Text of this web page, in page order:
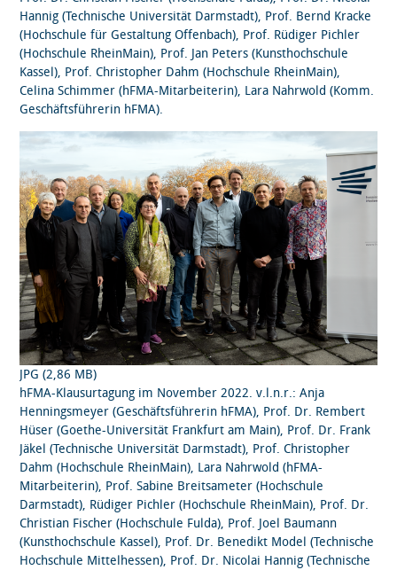
Hannig (Technische Universität Darmstadt), Prof. Bernd Kracke
(Hochschule für Gestaltung Offenbach), Prof. Rüdiger Pichler
(Hochschule RheinMain), Prof. Jan Peters (Kunsthochschule
Kassel), Prof. Christopher Dahm (Hochschule RheinMain),
Celina Schimmer (hFMA-Mitarbeiterin), Lara Nahrwold (Komm.
Geschäftsführerin hFMA).
JPG (2,86 MB)
hFMA-Klausurtagung im November 2022. v.l.n.r.: Anja
Henningsmeyer (Geschäftsführerin hFMA), Prof. Dr. Rembert
Hüser (Goethe-Universität Frankfurt am Main), Prof. Dr. Frank
Jäkel (Technische Universität Darmstadt), Prof. Christopher
Dahm (Hochschule RheinMain), Lara Nahrwold (hFMA-
Mitarbeiterin), Prof. Sabine Breitsameter (Hochschule
Darmstadt), Rüdiger Pichler (Hochschule RheinMain), Prof. Dr.
Christian Fischer (Hochschule Fulda), Prof. Joel Baumann
(Kunsthochschule Kassel), Prof. Dr. Benedikt Model (Technische
Hochschule Mittelhessen), Prof. Dr. Nicolai Hannig (Technische